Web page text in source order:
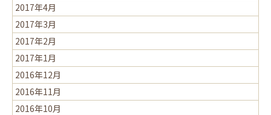
2017年4月
2017年3月
2017年2月
2017年1月
2016年12月
2016年11月
2016年10月